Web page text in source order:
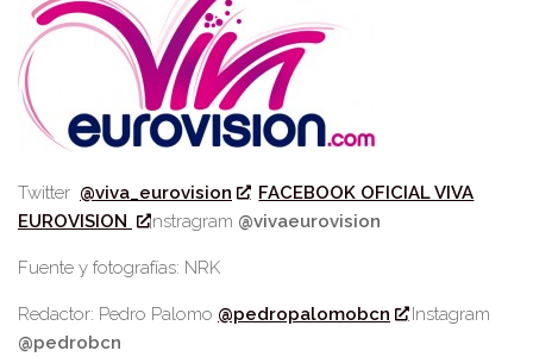
Twitter @viva_eurovision
FACEBOOK OFICIAL VIVA
EUROVISION
Instragram @vivaeurovision
Fuente y fotografías: NRK
Redactor: Pedro Palomo @pedropalomobcn
Instagram
@pedrobcn